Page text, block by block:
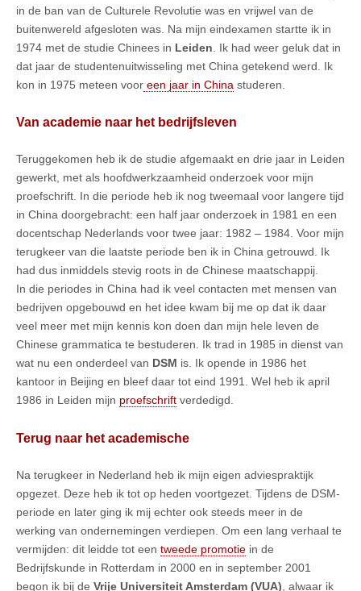
in de ban van de Culturele Revolutie was en vrijwel van de
buitenwereld afgesloten was. Na mijn eindexamen startte ik in
1974 met de studie Chinees in Leiden . Ik had weer geluk dat in
dat jaar de studentenuitwisseling met China getekend werd. Ik
kon in 1975 meteen voor een jaar in China studeren.
Van academie naar het bedrijfsleven
Teruggekomen heb ik de studie afgemaakt en drie jaar in Leiden
gewerkt, met als hoofdwerkzaamheid onderzoek voor mijn
proefschrift. In die periode heb ik nog tweemaal voor langere tijd
in China doorgebracht: een half jaar onderzoek in 1981 en een
docentschap Nederlands voor twee jaar: 1982 – 1984. Voor mijn
terugkeer van die laatste periode ben ik in China getrouwd. Ik
had dus inmiddels stevig roots in de Chinese maatschappij.
In die periodes in China had ik veel contacten met mensen van
bedrijven opgebouwd en het idee kwam bij me op dat ik daar
veel meer met mijn kennis kon doen dan mijn hele leven de
Chinese grammatica te bestuderen. Ik trad in 1985 in dienst van
wat nu een onderdeel van DSM is. Ik opende in 1986 het
kantoor in Beijing en bleef daar tot eind 1991. Wel heb ik april
1986 in Leiden mijn proefschrift verdedigd.
Terug naar het academische
Na terugkeer in Nederland heb ik mijn eigen adviespraktijk
opgezet. Deze heb ik tot op heden voortgezet. Tijdens de DSM-
periode en later ging ik mij echter ook steeds meer in de
werking van ondernemingen verdiepen. Om een lang verhaal te
vermijden: dit leidde tot een tweede promotie in de
Bedrijfskunde in Rotterdam in 2000 en in september 2001
begon ik bij de Vrije Universiteit Amsterdam (VUA) , alwaar ik